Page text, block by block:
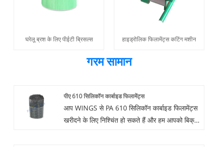
घरेलू ब्रश के लिए पीईटी ब्रिसल्स हाइड्रोलिक फिलामेंट्स कटिंग मशीन
गरम सामान
पीए 610 सिलिकॉन कार्बाइड फिलामेंट्स
आप WINGS से PA 610 सिलिकॉन कार्बाइड फिलामेंट्स
खरीदने के लिए निश्चिंत हो सकते हैं और हम आपको बिक्री